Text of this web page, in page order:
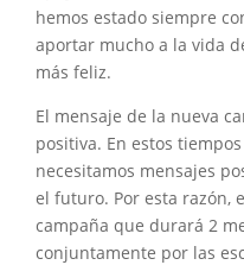
hemos estado siempre
aportar mucho a la vida
más feliz.
El mensaje de la nueva
positiva. En estos
necesitamos mensajes
el futuro. Por esta razón,
campaña que durará 2
conjuntamente por las